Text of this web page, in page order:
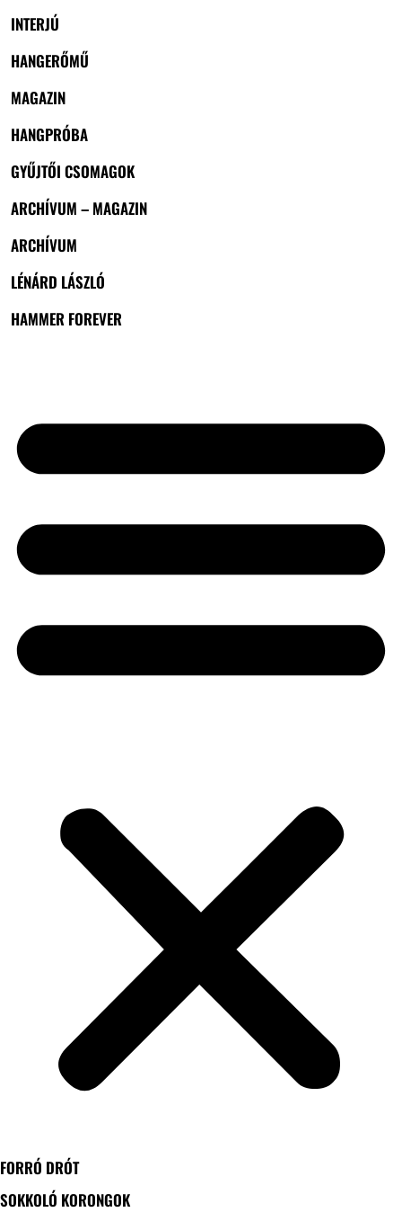
INTERJÚ
HANGERŐMŰ
MAGAZIN
HANGPRÓBA
GYŰJTŐI CSOMAGOK
ARCHÍVUM – MAGAZIN
ARCHÍVUM
LÉNÁRD LÁSZLÓ
HAMMER FOREVER
FORRÓ DRÓT
SOKKOLÓ KORONGOK